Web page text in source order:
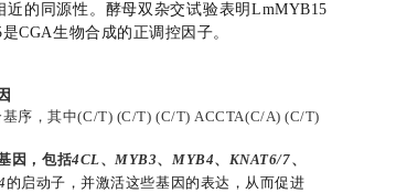
的同源性。酵母双杂交试验表明LmMYB15
CGA生物合成的正调控因子。
序，其中(C/T) (C/T) (C/T) ACCTA(C/A) (C/T)
因，包括4CL、MYB3、MYB4、 KNAT6/7、
的启动子，并激活这些基因的表达，从而促进